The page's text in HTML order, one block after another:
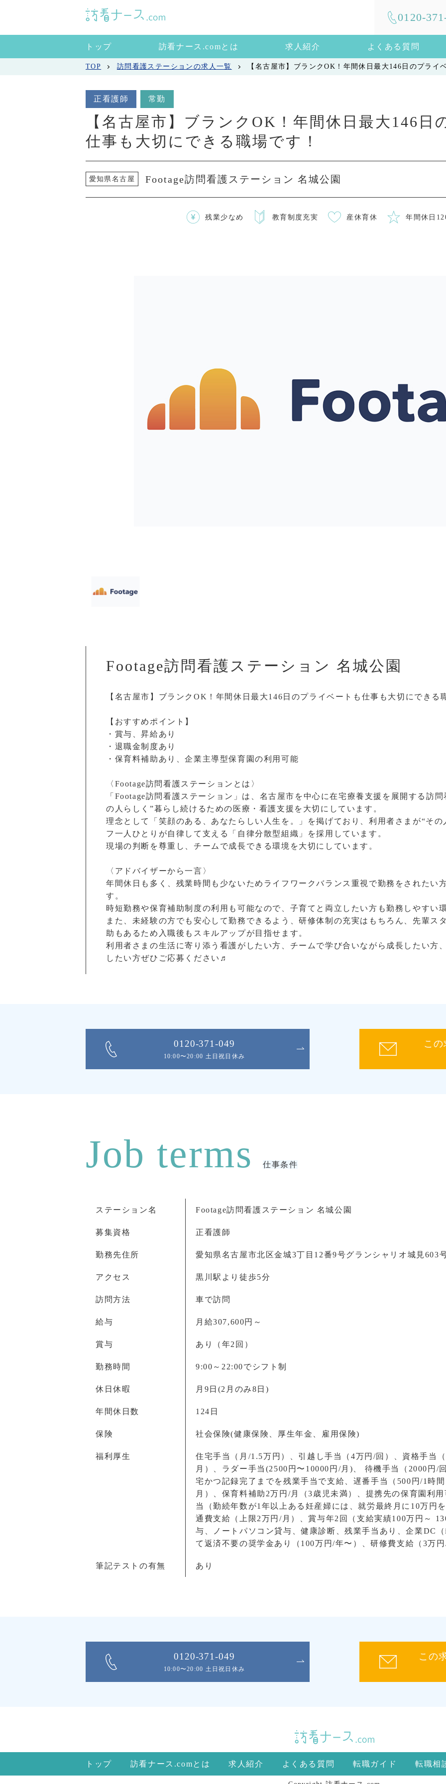
0120-
トップ 訪看ナース.comとは 求人紹介 よくある質問
TOP 訪問看護ステーションの求人一覧 【名古屋市】ブランクOK！年間休日最大146日のプラ
正看護師 常勤
【名古屋市】ブランクOK！年間休日最大146日
仕事も大切にできる職場です！
愛知県名古屋 Footage訪問看護ステーション 名城公園
残業少なめ 教育制度充実 産休育休 年間休日
Footage訪問看護ステーション 名城公園
【名古屋市】ブランクOK！年間休日最大146日のプライベートも仕事も大切にできる
【おすすめポイント】
・賞与、昇給あり
・退職金制度あり
・保育料補助あり、企業主導型保育園の利用可能
〈Footage訪問看護ステーションとは〉
「Footage訪問看護ステーション」は、名古屋市を中心に在宅療養支援を展開する訪
の人らしく”暮らし続けるための医療・看護支援を大切にしています。
理念として「笑顔のある、あなたらしい人生を。」を掲げており、利用者さまが“そ
フ一人ひとりが自律して支える「自律分散型組織」を採用しています。
現場の判断を尊重し、チームで成長できる環境を大切にしています。
〈アドバイザーから一言〉
年間休日も多く、残業時間も少ないためライフワークバランス重視で勤務をされたい
す。
時短勤務や保育補助制度の利用も可能なので、子育てと両立したい方も勤務しやすい
また、未経験の方でも安心して勤務できるよう、研修体制の充実はもちろん、先輩ス
助もあるため入職後もスキルアップが目指せます。
利用者さまの生活に寄り添う看護がしたい方、チームで学び合いながら成長したい方
したい方ぜひご応募ください♬
0120-371-049
10:00〜20:00 土日祝日休み
こ
仕事条件
ステーション名 Footage訪問看護ステーション 名城公園
募集資格 正看護師
勤務先住所 愛知県名古屋市北区金城3丁目12番9号グランシャリオ城見603
アクセス 黒川駅より徒歩5分
訪問方法 車で訪問
給与 月給307,600円～
賞与 あり（年2回）
勤務時間 9:00～22:00でシフト制
休日休暇 月9日(2月のみ8日)
年間休日数 124日
保険 社会保険(健康保険、厚生年金、雇用保険)
福利厚生
住宅手当（月/1.5万円）、引越し手当（4万円/回）、資格手当
月）、ラダー手当(2500円〜10000円/月)、 待機手当（2000円
宅かつ記録完了までを残業手当で支給、遅番手当（500円/1時
月）、保育料補助2万円/月（3歳児未満）、提携先の保育園利
当（勤続年数が1年以上ある妊産婦には、就労最終月に10万円
通費支給（上限2万円/月）、賞与年2回（支給実績100万円～
与、ノートパソコン貸与、健康診断、残業手当あり、企業DC
て返済不要の奨学金あり（100万円/年〜）、研修費支給（3万
筆記テストの有無 あり
0120-371-049
10:00〜20:00 土日祝日休み
この
トップ 訪看ナース.comとは 求人紹介 よくある質問 転職ガイド 転職相